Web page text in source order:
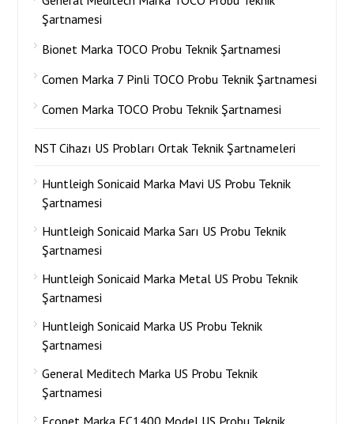
Şartnamesi
Bionet Marka TOCO Probu Teknik Şartnamesi
Comen Marka 7 Pinli TOCO Probu Teknik Şartnamesi
Comen Marka TOCO Probu Teknik Şartnamesi
NST Cihazı US Probları Ortak Teknik Şartnameleri
Huntleigh Sonicaid Marka Mavi US Probu Teknik
Şartnamesi
Huntleigh Sonicaid Marka Sarı US Probu Teknik
Şartnamesi
Huntleigh Sonicaid Marka Metal US Probu Teknik
Şartnamesi
Huntleigh Sonicaid Marka US Probu Teknik
Şartnamesi
General Meditech Marka US Probu Teknik
Şartnamesi
Econet Marka FC1400 Model US Probu Teknik